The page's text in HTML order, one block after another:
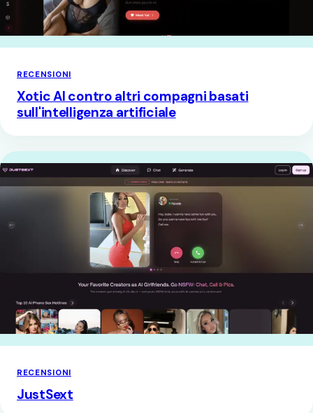
RECENSIONI
Xotic AI contro altri compagni basati
sull'intelligenza artificiale
RECENSIONI
JustSext